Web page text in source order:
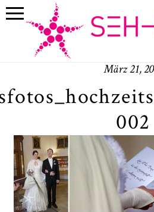
März 21,
002